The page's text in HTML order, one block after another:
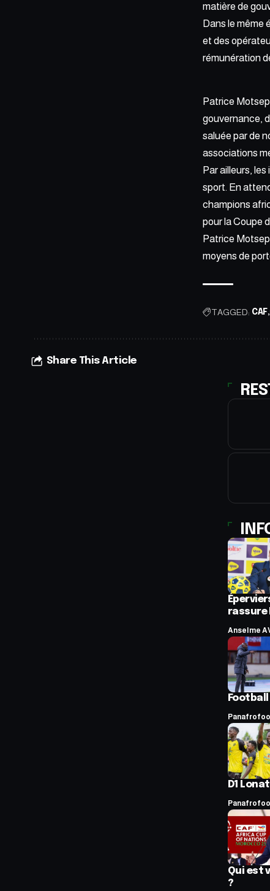
matière de
Dans le même
et des
rémunération
Patrice
gouvernance,
saluée par de
associations
Par ailleurs,
sport. En
champions
pour la Coupe
Patrice
moyens de
TAGGED: CAF
Share This Article
rassure
Anselme
D1
Qui est
?